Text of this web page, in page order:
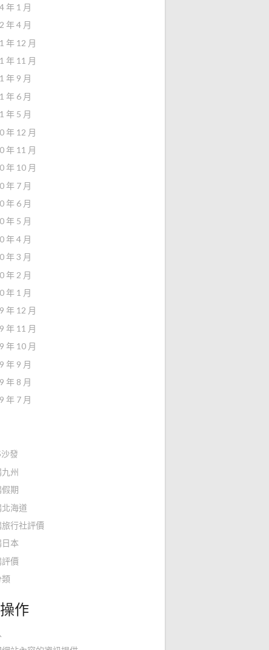
年 1 月
年 4 月
年 12 月
年 11 月
年 9 月
年 6 月
年 5 月
年 12 月
年 11 月
年 10 月
年 7 月
年 6 月
年 5 月
年 4 月
年 3 月
年 2 月
年 1 月
年 12 月
年 11 月
年 10 月
年 9 月
年 8 月
年 7 月
發
州
期
海道
行社評價
本
價
類
作